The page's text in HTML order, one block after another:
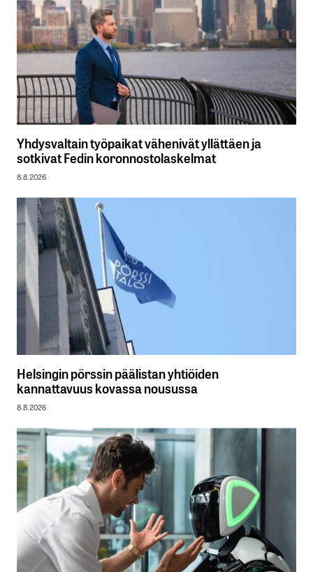
Yhdysvaltain työpaikat vähenivät yllättäen ja
sotkivat Fedin koronnostolaskelmat
8.8.2026
Helsingin pörssin päälistan yhtiöiden
kannattavuus kovassa nousussa
8.8.2026